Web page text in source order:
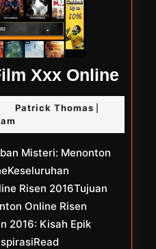
Xxx Online
Xxx
Patrick ThomasPatrick
Misteri: Menonton
Risen 2016Tujuan
Online Risen
2016: Kisah Epik